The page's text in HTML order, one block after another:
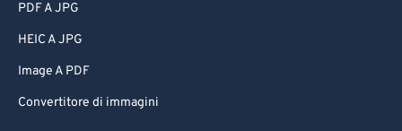
PDF A JPG
HEIC A JPG
Image A PDF
Convertitore di immagini